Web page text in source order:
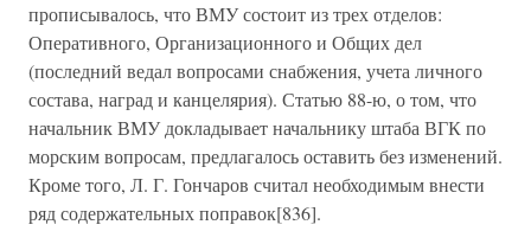
прописывалось, что ВМУ состоит из трех отделов:
Оперативного, Организационного и Общих дел
(последний ведал вопросами снабжения, учета личного
состава, наград и канцелярия). Статью 88-ю, о том, что
начальник ВМУ докладывает начальнику штаба ВГК по
морским вопросам, предлагалось оставить без изменений.
Кроме того, Л. Г. Гончаров считал необходимым внести
ряд содержательных поправок[836].